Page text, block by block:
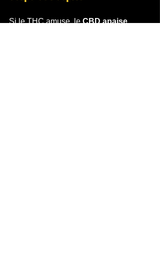
Si le THC amuse, le CBD apaise.